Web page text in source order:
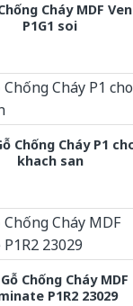
Cháy MDF
P1G1 soi
Chống Cháy P1
khach san
Chống Cháy MDF
P1R2 23029